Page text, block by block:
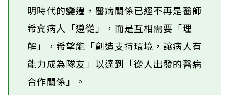
明時代的變遷，醫病關係已經不再是醫師
希冀病人「遵從」，而是互相需要「理
解」，希望能「創造支持環境，讓病人有
能力成為隊友」以達到「從人出發的醫病
合作關係」。